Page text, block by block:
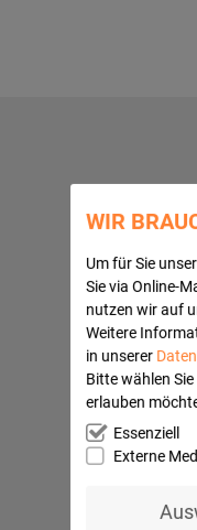
WIR
Um für Sie
Sie via Online-
nutzen wir auf
Weitere
in unserer
Bitte wählen
erlauben
Essenziell
Externe